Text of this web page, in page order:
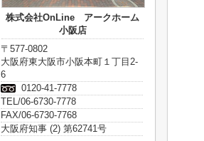
株式会社OnLine アークホーム
小阪店
〒577-0802
大阪府東大阪市小阪本町１丁目2-
6
0120-41-7778
TEL/06-6730-7778
FAX/06-6730-7768
大阪府知事 (2) 第62741号